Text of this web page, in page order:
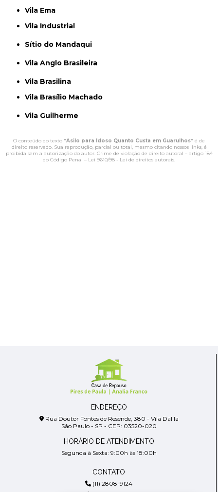
Vila Ema
Vila Industrial
Sítio do Mandaqui
Vila Anglo Brasileira
Vila Brasilina
Vila Brasílio Machado
Vila Guilherme
O conteúdo do texto "Asilo para Idoso Quanto Custa em Guarulhos" é de
direito reservado. Sua reprodução, parcial ou total, mesmo citando nossos links, é
proibida sem a autorização do autor. Crime de violação de direito autoral – artigo 184
do Código Penal – Lei 9610/98 - Lei de direitos autorais.
ENDEREÇO
Rua Doutor Fontes de Resende, 380 - Vila Dalila
São Paulo - SP - CEP: 03520-020
HORÁRIO DE ATENDIMENTO
Segunda à Sexta: 9:00h às 18:00h
CONTATO
(11) 2808-9124